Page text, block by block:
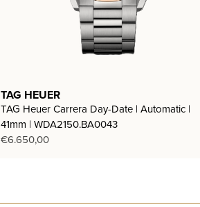
TAG HEUER
TAG Heuer Carrera Day-Date | Automatic |
41mm | WDA2150.BA0043
€6.650,00